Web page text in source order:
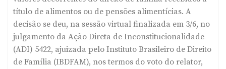
título de alimentos ou de pensões alimentícias. A
decisão se deu, na sessão virtual finalizada em 3/6, no
julgamento da Ação Direta de Inconstitucionalidade
(ADI) 5422, ajuizada pelo Instituto Brasileiro de Direito
de Família (IBDFAM), nos termos do voto do relator,